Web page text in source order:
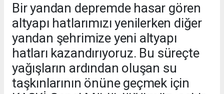
Bir yandan depremde hasar gören
altyapı hatlarımızı yenilerken diğer
yandan şehrimize yeni altyapı
hatları kazandırıyoruz. Bu süreçte
yağışların ardından oluşan su
taşkınlarının önüne geçmek için